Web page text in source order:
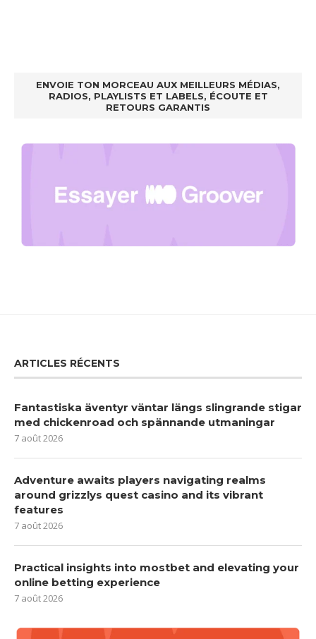
ENVOIE TON MORCEAU AUX MEILLEURS MÉDIAS,
RADIOS, PLAYLISTS ET LABELS, ÉCOUTE ET
RETOURS GARANTIS
ARTICLES RÉCENTS
Fantastiska äventyr väntar längs slingrande stigar
med chickenroad och spännande utmaningar
7 août 2026
Adventure awaits players navigating realms
around grizzlys quest casino and its vibrant
features
7 août 2026
Practical insights into mostbet and elevating your
online betting experience
7 août 2026